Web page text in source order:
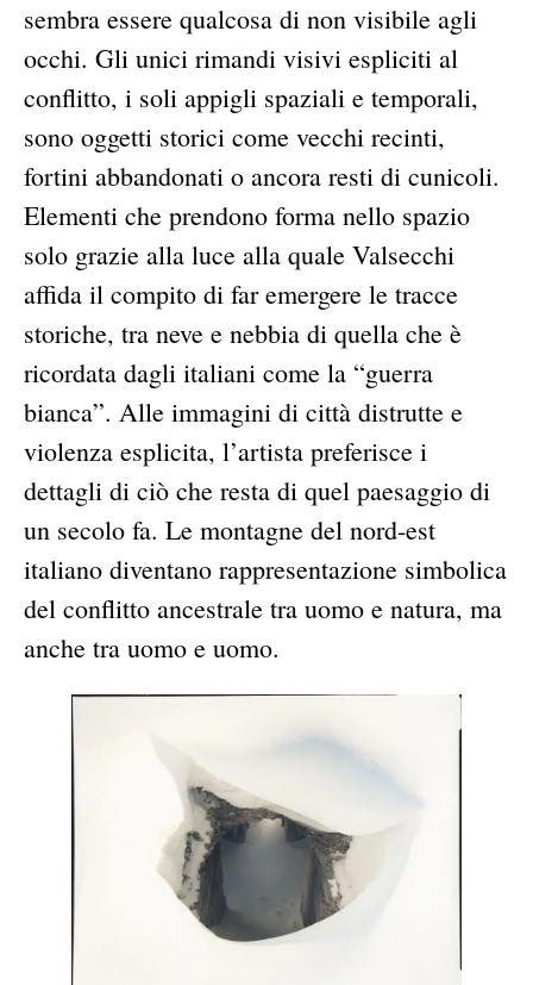
sembra essere qualcosa di non visibile agli
occhi. Gli unici rimandi visivi espliciti al
conflitto, i soli appigli spaziali e temporali,
sono oggetti storici come vecchi recinti,
fortini abbandonati o ancora resti di cunicoli.
Elementi che prendono forma nello spazio
solo grazie alla luce alla quale Valsecchi
affida il compito di far emergere le tracce
storiche, tra neve e nebbia di quella che è
ricordata dagli italiani come la “guerra
bianca”. Alle immagini di città distrutte e
violenza esplicita, l’artista preferisce i
dettagli di ciò che resta di quel paesaggio di
un secolo fa. Le montagne del nord-est
italiano diventano rappresentazione simbolica
del conflitto ancestrale tra uomo e natura, ma
anche tra uomo e uomo.